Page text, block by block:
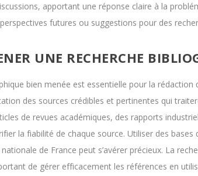
apportant une réponse claire à la
futures ou suggestions pour des
UNE RECHERCHE
bien menée est essentielle pour la rédaction
des sources crédibles et pertinentes qui
de revues académiques, des rapports
la fiabilité de chaque source. Utiliser des bases
de France peut s’avérer précieux. La
de gérer efficacement les références en